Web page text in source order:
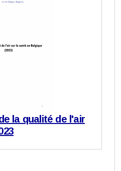
la qualité de l'air